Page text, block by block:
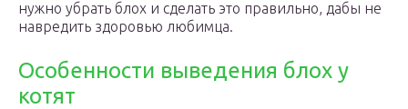
нужно убрать блох и сделать это правильно, дабы не
навредить здоровью любимца.
Особенности выведения блох у
котят